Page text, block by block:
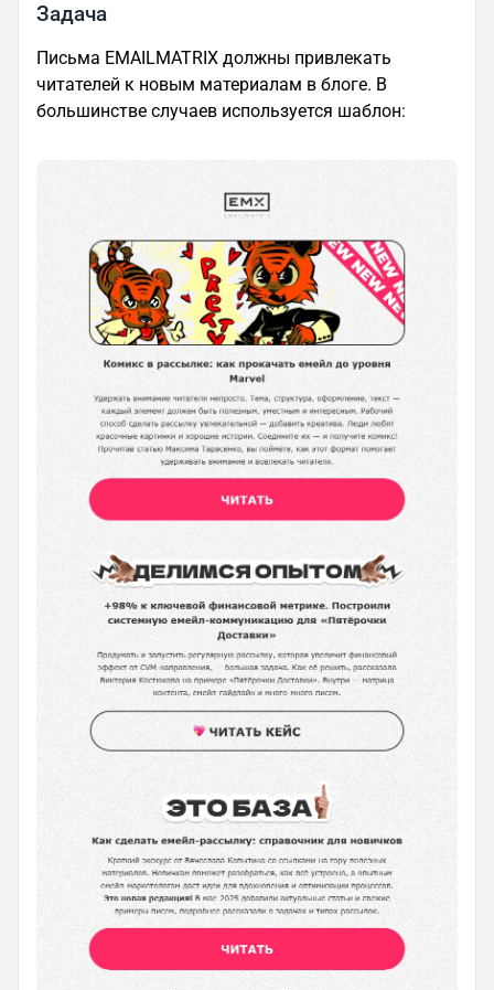
Задача
Письма EMAILMATRIX должны привлекать
читателей к новым материалам в блоге. В
большинстве случаев используется шаблон: